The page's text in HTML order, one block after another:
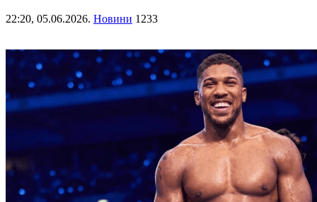
22:20, 05.06.2026. Новини 1233